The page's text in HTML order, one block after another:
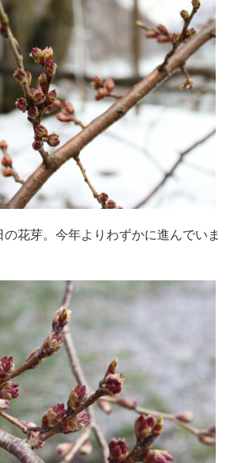
花芽。今年よりわずかに進んでいま